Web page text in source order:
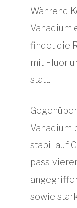
Während
Vanadium
findet die
mit Fluor
statt.
Vanadium
stabil auf
sowie